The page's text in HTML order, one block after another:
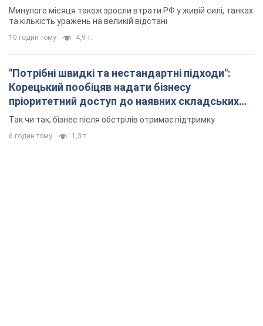
Минулого місяця також зросли втрати РФ у живій силі, танках
та кількість уражень на великій відстані
10 годин тому 4,9 т.
"Потрібні швидкі та нестандартні підходи":
Корецький пообіцяв надати бізнесу
пріоритетний доступ до наявних складських
приміщень
Так чи так, бізнес після обстрілів отримає підтримку
6 годин тому 1,3 т.